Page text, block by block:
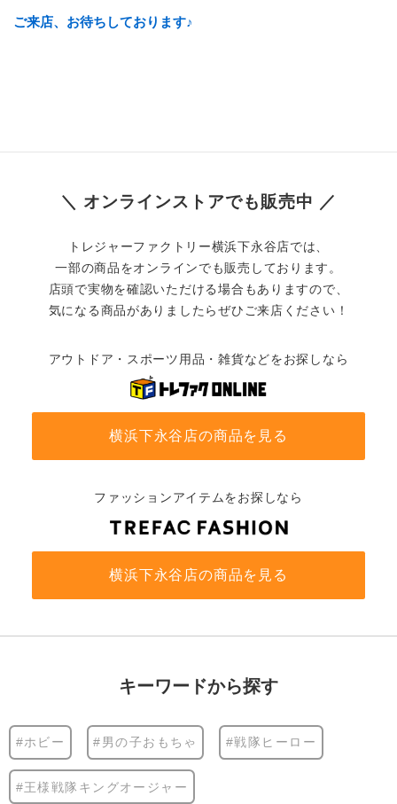
ご来店、お待ちしております♪
＼ オンラインストアでも販売中 ／
トレジャーファクトリー横浜下永谷店では、
一部の商品をオンラインでも販売しております。
店頭で実物を確認いただける場合もありますので、
気になる商品がありましたらぜひご来店ください！
アウトドア・スポーツ用品・雑貨などをお探しなら
横浜下永谷店の商品を見る
ファッションアイテムをお探しなら
横浜下永谷店の商品を見る
キーワードから探す
#ホビー #男の子おもちゃ #戦隊ヒーロー
#王様戦隊キングオージャー